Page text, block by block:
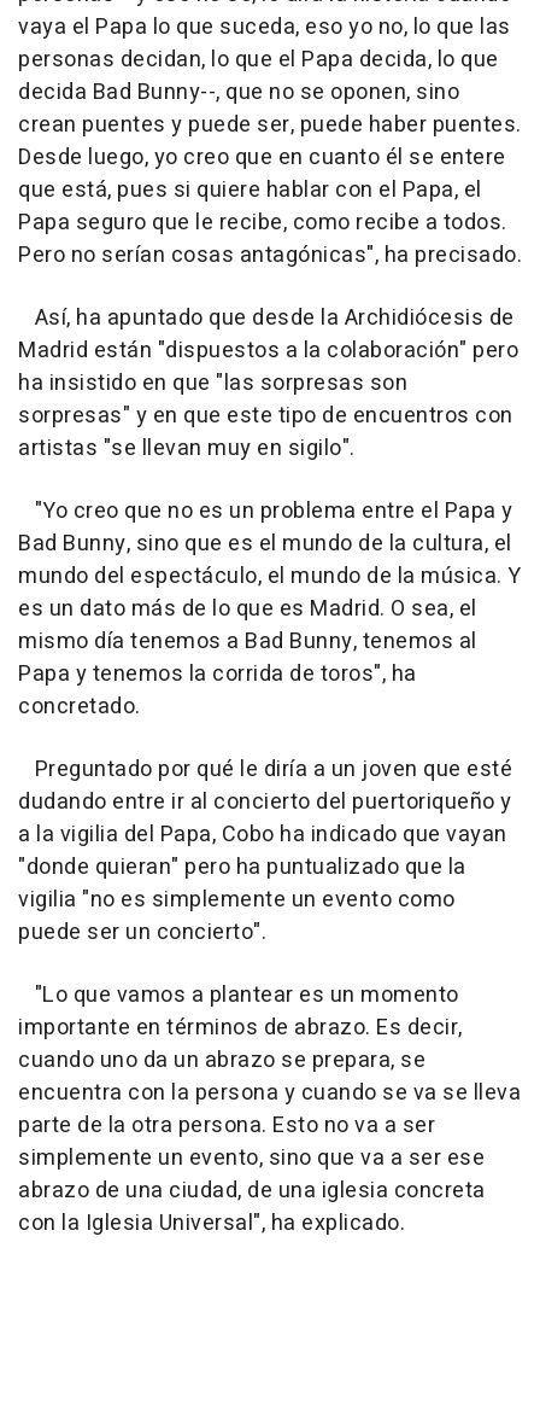
vaya el Papa lo que suceda, eso yo no, lo que las
personas decidan, lo que el Papa decida, lo que
decida Bad Bunny--, que no se oponen, sino
crean puentes y puede ser, puede haber puentes.
Desde luego, yo creo que en cuanto él se entere
que está, pues si quiere hablar con el Papa, el
Papa seguro que le recibe, como recibe a todos.
Pero no serían cosas antagónicas", ha precisado.
Así, ha apuntado que desde la Archidiócesis de
Madrid están "dispuestos a la colaboración" pero
ha insistido en que "las sorpresas son
sorpresas" y en que este tipo de encuentros con
artistas "se llevan muy en sigilo".
"Yo creo que no es un problema entre el Papa y
Bad Bunny, sino que es el mundo de la cultura, el
mundo del espectáculo, el mundo de la música. Y
es un dato más de lo que es Madrid. O sea, el
mismo día tenemos a Bad Bunny, tenemos al
Papa y tenemos la corrida de toros", ha
concretado.
Preguntado por qué le diría a un joven que esté
dudando entre ir al concierto del puertoriqueño y
a la vigilia del Papa, Cobo ha indicado que vayan
"donde quieran" pero ha puntualizado que la
vigilia "no es simplemente un evento como
puede ser un concierto".
"Lo que vamos a plantear es un momento
importante en términos de abrazo. Es decir,
cuando uno da un abrazo se prepara, se
encuentra con la persona y cuando se va se lleva
parte de la otra persona. Esto no va a ser
simplemente un evento, sino que va a ser ese
abrazo de una ciudad, de una iglesia concreta
con la Iglesia Universal", ha explicado.